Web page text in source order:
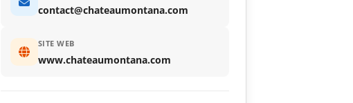
contact@chateaumontana.com
SITE WEB
www.chateaumontana.com